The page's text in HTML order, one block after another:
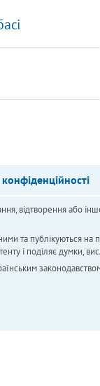
відтворення або
та публікуються
і поділяє думки,